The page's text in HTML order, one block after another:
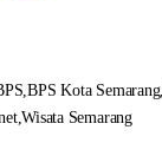
BPS Kota Semarang
Wisata Semarang